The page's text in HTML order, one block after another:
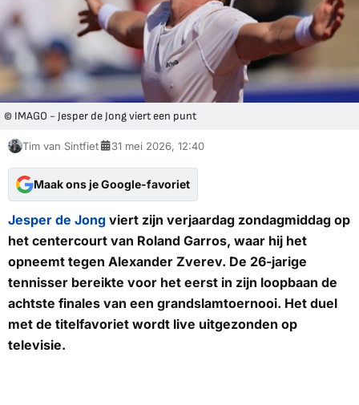
© IMAGO - Jesper de Jong viert een punt
Tim van Sintfiet 31 mei 2026, 12:40
Maak ons je Google-favoriet
Jesper de Jong viert zijn verjaardag zondagmiddag op
het centercourt van Roland Garros, waar hij het
opneemt tegen Alexander Zverev. De 26-jarige
tennisser bereikte voor het eerst in zijn loopbaan de
achtste finales van een grandslamtoernooi. Het duel
met de titelfavoriet wordt live uitgezonden op
televisie.